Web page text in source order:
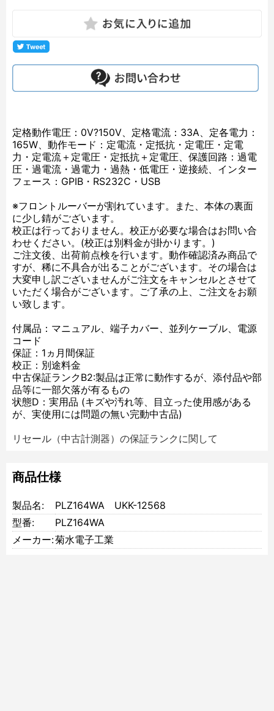
定格動作電圧：0V?150V、定格電流：33A、定各電力：
165W、動作モード：定電流・定抵抗・定電圧・定電
力・定電流＋定電圧・定抵抗＋定電圧、保護回路：過電
圧・過電流・過電力・過熱・低電圧・逆接続、インター
フェース：GPIB・RS232C・USB
※フロントルーバーが割れています。また、本体の裏面
に少し錆がございます。
校正は行っておりません。校正が必要な場合はお問い合
わせください。(校正は別料金が掛かります。)
ご注文後、出荷前点検を行います。動作確認済み商品で
すが、稀に不具合が出ることがございます。その場合は
大変申し訳ございませんがご注文をキャンセルとさせて
いただく場合がございます。ご了承の上、ご注文をお願
い致します。
付属品：マニュアル、端子カバー、並列ケーブル、電源
コード
保証：1ヵ月間保証
校正：別途料金
中古保証ランクB2:製品は正常に動作するが、添付品や部
品等に一部欠落が有るもの
状態D：実用品 (キズや汚れ等、目立った使用感がある
が、実使用には問題の無い完動中古品)
リセール（中古計測器）の保証ランクに関して
商品仕様
製品名:
PLZ164WA UKK-12568
型番:
PLZ164WA
メーカー:菊水電子工業